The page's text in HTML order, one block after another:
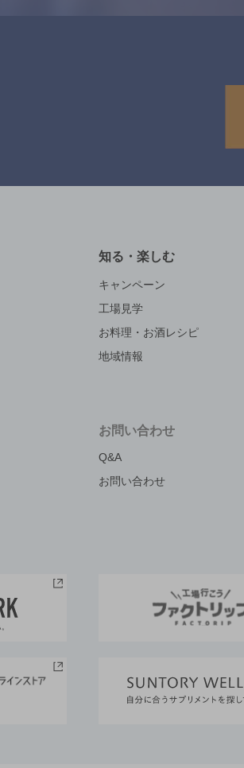
知る・楽しむ
キャンペーン
工場見学
お料理・お酒レシピ
地域情報
お問い合わせ
Q&A
お問い合わせ